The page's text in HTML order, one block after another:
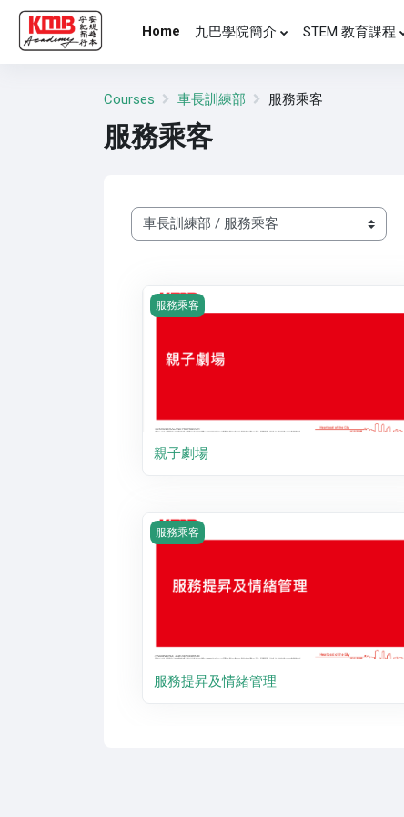
Skip to main content
Home
九巴學院簡介 STEM 教育課程
Courses 車長訓練部 服務乘客
服務乘客
Course categories
Course image 親子劇場
服務乘客
親子劇場
Course image 服務提昇及情緒管理
服務乘客
服務提昇及情緒管理